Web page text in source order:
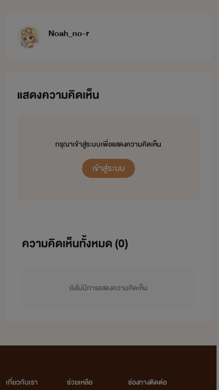
Noah_no-r
แสดงความคิดเห็น
กรุณาเข้าสู่ระบบเพื่อแสดงความคิดเห็น
เข้าสู่ระบบ
ความคิดเห็นทั้งหมด (0)
ยังไม่มีการแสดงความคิดเห็น
เกี่ยวกับเรา
ช่วยเหลือ
ช่องทางติดต่อ